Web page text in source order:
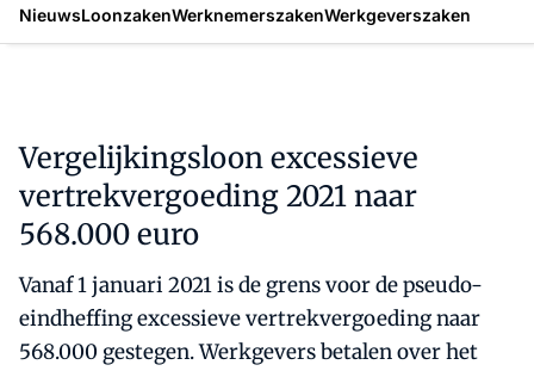
NieuwsLoonzakenWerknemerszakenWerkgeverszaken
Vergelijkingsloon excessieve
vertrekvergoeding 2021 naar
568.000 euro
Vanaf 1 januari 2021 is de grens voor de pseudo-
eindheffing excessieve vertrekvergoeding naar
568.000 gestegen. Werkgevers betalen over het